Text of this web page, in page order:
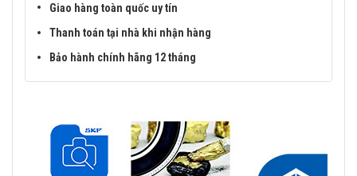
Giao hàng toàn quốc uy tín
Thanh toán tại nhà khi nhận hàng
Bảo hành chính hãng 12 tháng